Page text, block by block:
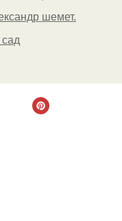
шемет.